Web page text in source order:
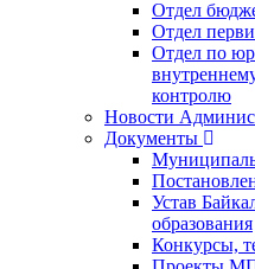
Отдел
Отдел
Отдел по
контролю
Новости
Документы
Устав
образования
Конкурсы,